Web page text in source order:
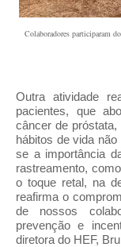
Colaboradores participaram
Outra atividade
pacientes, que
câncer de
hábitos de vida
se a importância
rastreamento,
o toque retal, na
reafirma o
de nossos
prevenção e
diretora do HEF,